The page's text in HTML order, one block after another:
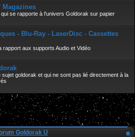
Magazines
se rapporte à l'univers Goldorak sur papier
- Blu-Ray - LaserDisc - Cassettes
rapport aux supports Audio et Vidéo
goldorak et qui ne sont pas lié directement à la
Goldorak U